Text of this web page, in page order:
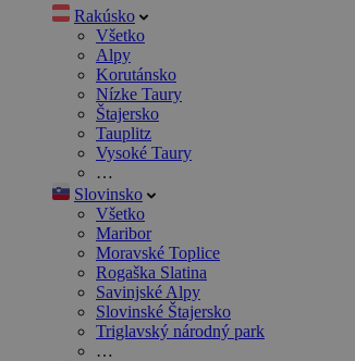
Rakúsko
Všetko
Alpy
Korutánsko
Nízke Taury
Štajersko
Tauplitz
Vysoké Taury
…
Slovinsko
Všetko
Maribor
Moravské Toplice
Rogaška Slatina
Savinjské Alpy
Slovinské Štajersko
Triglavský národný park
…